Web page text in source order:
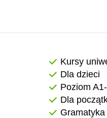
Kursy
Dla dzieci
Poziom
Dla
Gramatyka